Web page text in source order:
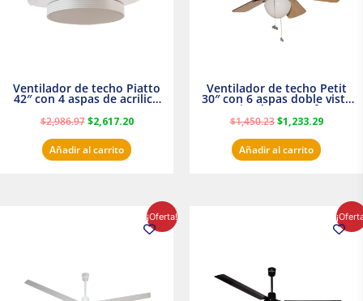
Ventilador de techo Piatto
42″ con 4 aspas de acrilico
transparente
$2,986.97 $2,617.20
Añadir al carrito
Ventilador de techo Petit
30″ con 6 aspas doble vista
Satinado Masterfan
$1,450.23 $1,233.29
Añadir al carrito
¡Oferta!
precio
actual
precio
actual